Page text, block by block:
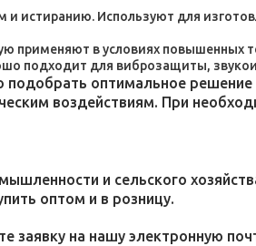
истиранию. Используют для
в условиях повышенных
подходит для виброзащиты,
оптимальное решение
воздействиям. При
и сельского
оптом и в розницу.
заявку на нашу электронную